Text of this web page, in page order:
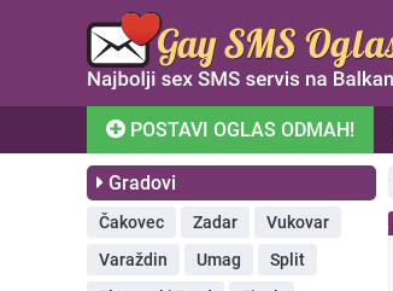
POSTAVI OGLAS ODMAH!
Gradovi
Čakovec Zadar
Vukovar
Varaždin
Umag
Split